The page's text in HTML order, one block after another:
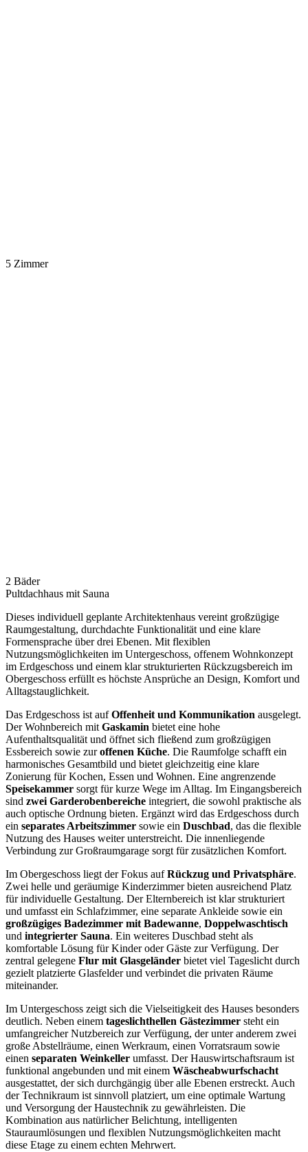
5 Zimmer
2 Bäder
Pultdachhaus mit Sauna
Dieses individuell geplante Architektenhaus vereint großzügige
Raumgestaltung, durchdachte Funktionalität und eine klare
Formensprache über drei Ebenen. Mit flexiblen
Nutzungsmöglichkeiten im Untergeschoss, offenem Wohnkonzept
im Erdgeschoss und einem klar strukturierten Rückzugsbereich im
Obergeschoss erfüllt es höchste Ansprüche an Design, Komfort und
Alltagstauglichkeit.
Das Erdgeschoss ist aufOffenheit und Kommunikation ausgelegt.
Der Wohnbereich mit Gaskamin bietet eine hohe
Aufenthaltsqualität und öffnet sich fließend zum großzügigen
Essbereich sowie zuroffenen Küche. Die Raumfolge schafft ein
harmonisches Gesamtbild und bietet gleichzeitig eine klare
Zonierung für Kochen, Essen und Wohnen. Eine angrenzende
Speisekammer sorgt für kurze Wege im Alltag. Im Eingangsbereich
sind zwei Garderobenbereiche integriert, die sowohl praktische als
auch optische Ordnung bieten. Ergänzt wird das Erdgeschoss durch
ein separates Arbeitszimmer sowie ein Duschbad, das die flexible
Nutzung des Hauses weiter unterstreicht. Die innenliegende
Verbindung zur Großraumgarage sorgt für zusätzlichen Komfort.
Im Obergeschoss liegt der Fokus aufRückzug und Privatsphäre.
Zwei helle und geräumige Kinderzimmer bieten ausreichend Platz
für individuelle Gestaltung. Der Elternbereich ist klar strukturiert
und umfasst ein Schlafzimmer, eine separate Ankleide sowie ein
großzügiges Badezimmer mit Badewanne, Doppelwaschtisch
und integrierter Sauna. Ein weiteres Duschbad steht als
komfortable Lösung für Kinder oder Gäste zur Verfügung. Der
zentral gelegene Flur mit Glasgeländer bietet viel Tageslicht durch
gezielt platzierte Glasfelder und verbindet die privaten Räume
miteinander.
Im Untergeschoss zeigt sich die Vielseitigkeit des Hauses besonders
deutlich. Neben einem tageslichthellen Gästezimmer steht ein
umfangreicher Nutzbereich zur Verfügung, der unter anderem zwei
große Abstellräume, einen Werkraum, einen Vorratsraum sowie
einen separaten Weinkeller umfasst. Der Hauswirtschaftsraum ist
funktional angebunden und mit einem Wäscheabwurfschacht
ausgestattet, der sich durchgängig über alle Ebenen erstreckt. Auch
der Technikraum ist sinnvoll platziert, um eine optimale Wartung
und Versorgung der Haustechnik zu gewährleisten. Die
Kombination aus natürlicher Belichtung, intelligenten
Stauraumlösungen und flexiblen Nutzungsmöglichkeiten macht
diese Etage zu einem echten Mehrwert.